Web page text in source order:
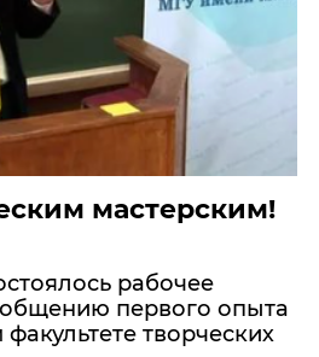
мастерским!
рабочее
первого опыта
творческих